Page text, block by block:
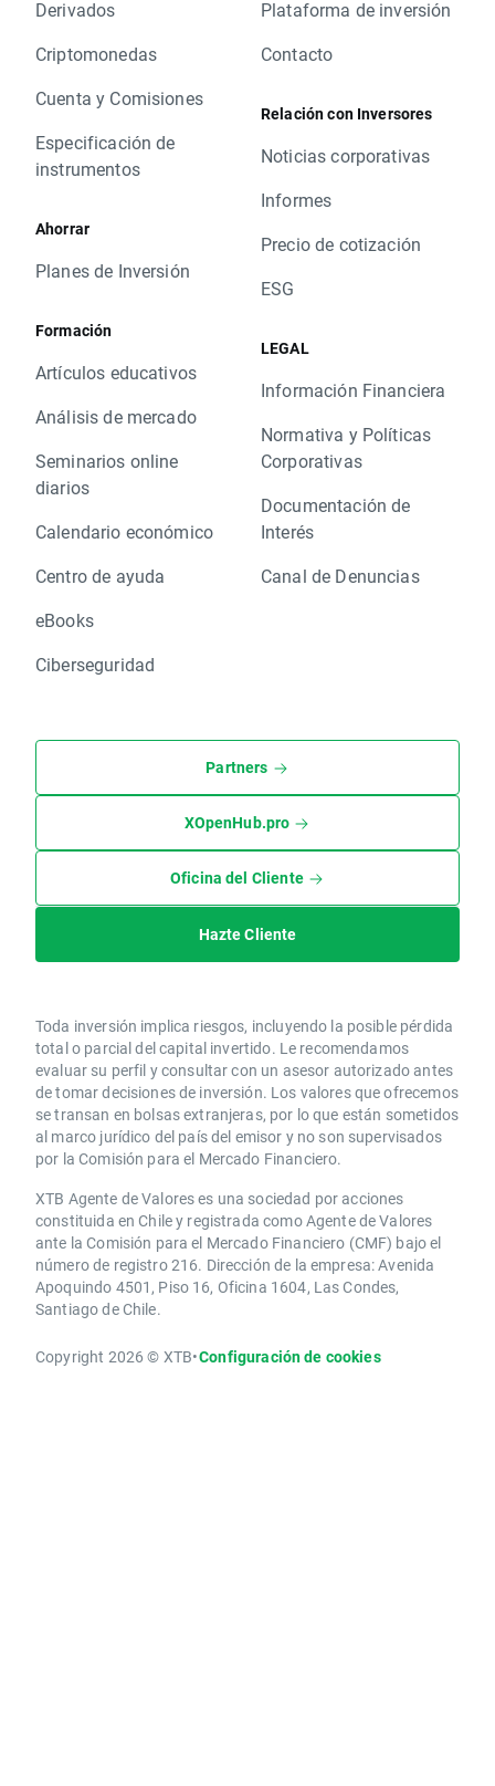
Derivados
Criptomonedas
Cuenta y Comisiones
Especificación de
instrumentos
Ahorrar
Planes de Inversión
Formación
Artículos educativos
Análisis de mercado
Seminarios online
diarios
Calendario económico
Centro de ayuda
eBooks
Ciberseguridad
Plataforma de inversión
Contacto
Relación con Inversores
Noticias corporativas
Informes
Precio de cotización
ESG
LEGAL
Información Financiera
Normativa y Políticas
Corporativas
Documentación de
Interés
Canal de Denuncias
Partners
XOpenHub.pro
Oficina del Cliente
Hazte Cliente
Toda inversión implica riesgos, incluyendo la posible pérdida
total o parcial del capital invertido. Le recomendamos
evaluar su perfil y consultar con un asesor autorizado antes
de tomar decisiones de inversión. Los valores que ofrecemos
se transan en bolsas extranjeras, por lo que están sometidos
al marco jurídico del país del emisor y no son supervisados
por la Comisión para el Mercado Financiero.
XTB Agente de Valores es una sociedad por acciones
constituida en Chile y registrada como Agente de Valores
ante la Comisión para el Mercado Financiero (CMF) bajo el
número de registro 216. Dirección de la empresa: Avenida
Apoquindo 4501, Piso 16, Oficina 1604, Las Condes,
Santiago de Chile.
Copyright 2026 © XTB•Configuración de cookies